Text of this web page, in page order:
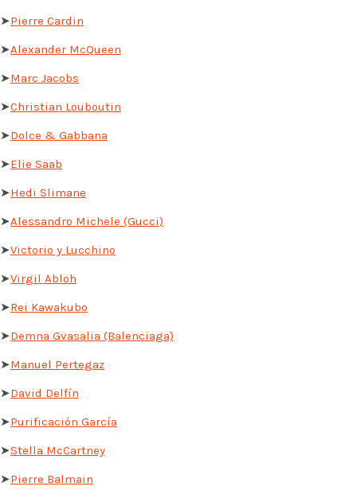
➤Pierre Cardin
➤Alexander McQueen
➤Marc Jacobs
➤Christian Louboutin
➤Dolce & Gabbana
➤Elie Saab
➤Hedi Slimane
➤Alessandro Michele (Gucci)
➤Victorio y Lucchino
➤Virgil Abloh
➤Rei Kawakubo
➤Demna Gvasalia (Balenciaga)
➤Manuel Pertegaz
➤David Delfín
➤Purificación García
➤Stella McCartney
➤Pierre Balmain